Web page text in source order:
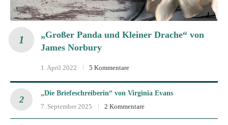
„Großer Panda und Kleiner Drache“ von
James Norbury
1. April 2022 5 Kommentare
„Die Briefeschreiberin“ von Virginia Evans
7. September 2025
2 Kommentare